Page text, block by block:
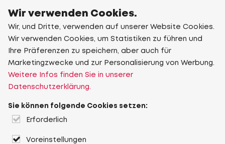
Wir verwenden Cookies.
Wir, und Dritte, verwenden auf unserer Website Cookies.
Wir verwenden Cookies, um Statistiken zu führen und
Ihre Präferenzen zu speichern, aber auch für
Marketingzwecke und zur Personalisierung von Werbung.
Weitere Infos finden Sie in unserer
Datenschutzerklärung.
Sie können folgende Cookies setzen:
Erforderlich
Voreinstellungen